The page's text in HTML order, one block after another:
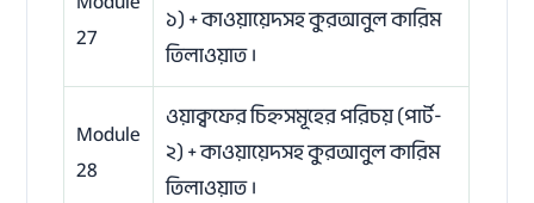
27
১) + কাওয়ায়েদসহ কুরআনুল কারিম
তিলাওয়াত ।
Module
28
ওয়াক্বফের চিহ্নসমূহের পরিচয় (পার্ট-
২) + কাওয়ায়েদসহ কুরআনুল কারিম
তিলাওয়াত ।